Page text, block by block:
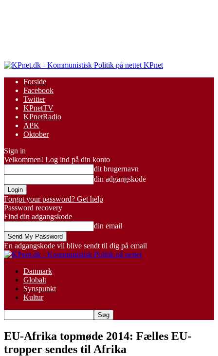
KPnet
Forside
Facebook
Twitter
KPnetTV
KPnetRadio
APK
Oktober
Sign in
Velkommen! Log ind på din konto
dit brugernavn
din adgangskode
Forgot your password? Get help
Password recovery
Find din adgangskode
din email
En adgangskode vil blive sendt til dig på email
Danmark
Globalt
Synspunkt
Kultur
EU-Afrika topmøde 2014: Fælles EU-
tropper sendes til Afrika